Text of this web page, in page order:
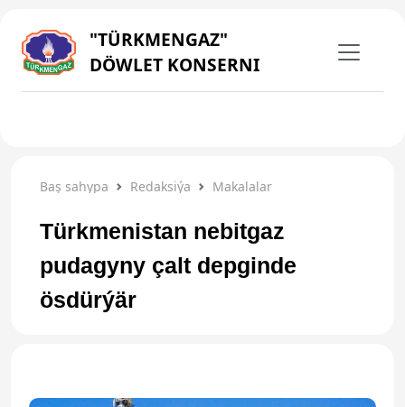
"TÜRKMENGAZ"
DÖWLET KONSERNI
Baş sahypa Redaksiýa Makalalar
Türkmenistan nebitgaz
pudagyny çalt depginde
ösdürýär